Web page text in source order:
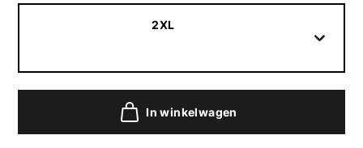
2XL
In winkelwagen